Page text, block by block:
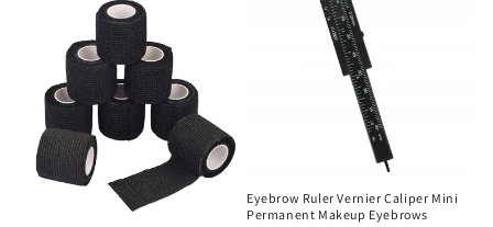
Eyebrow Ruler Vernier Caliper Mini
Permanent Makeup Eyebrows